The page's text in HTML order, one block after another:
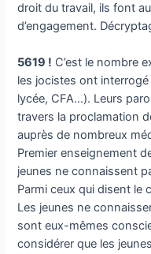
droit du travail, ils font
d’engagement.
5619 ! C’est le nombre
les jocistes ont
lycée, CFA…). Leurs
travers la proclamation
auprès de nombreux
Premier enseignement
jeunes ne connaissent
Parmi ceux qui disent le
Les jeunes ne
sont eux-mêmes
considérer que les